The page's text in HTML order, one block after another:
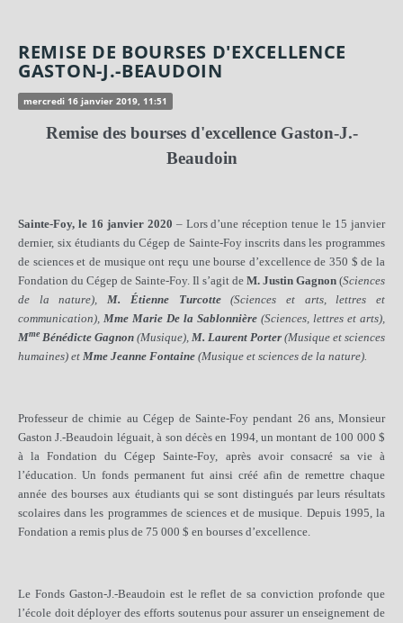
REMISE DE BOURSES D'EXCELLENCE
GASTON-J.-BEAUDOIN
mercredi 16 janvier 2019, 11:51
Remise des bourses d'excellence Gaston-J.-
Beaudoin
Sainte-Foy, le 16 janvier 2020 – Lors d’une réception tenue le 15 janvier
dernier, six étudiants du Cégep de Sainte-Foy inscrits dans les programmes
de sciences et de musique ont reçu une bourse d’excellence de 350 $ de la
Fondation du Cégep de Sainte-Foy. Il s’agit de M. Justin Gagnon (Sciences
de la nature),M. Étienne Turcotte(Sciences et arts, lettres et
communication), Mme Marie De la Sablonnière (Sciences, lettres et arts),
Mme Bénédicte Gagnon (Musique), M. Laurent Porter (Musique et sciences
humaines) et Mme Jeanne Fontaine (Musique et sciences de la nature).
Professeur de chimie au Cégep de Sainte-Foy pendant 26 ans, Monsieur
Gaston J.-Beaudoin léguait, à son décès en 1994, un montant de 100 000 $
à la Fondation du Cégep Sainte-Foy, après avoir consacré sa vie à
l’éducation. Un fonds permanent fut ainsi créé afin de remettre chaque
année des bourses aux étudiants qui se sont distingués par leurs résultats
scolaires dans les programmes de sciences et de musique. Depuis 1995, la
Fondation a remis plus de 75 000 $ en bourses d’excellence.
Le Fonds Gaston-J.-Beaudoin est le reflet de sa conviction profonde que
l’école doit déployer des efforts soutenus pour assurer un enseignement de